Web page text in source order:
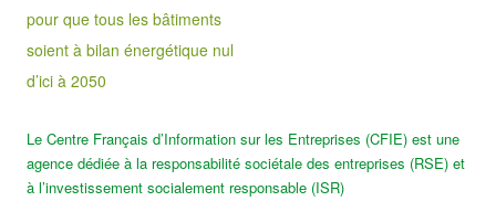
pour que tous les bâtiments
soient à bilan énergétique nul
d’ici à 2050
Le Centre Français d’Information sur les Entreprises (CFIE) est une
agence dédiée à la responsabilité sociétale des entreprises (RSE) et
à l’investissement socialement responsable (ISR)